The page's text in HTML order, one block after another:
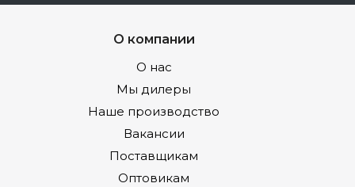
О компании
О нас
Мы дилеры
Наше производство
Вакансии
Поставщикам
Оптовикам